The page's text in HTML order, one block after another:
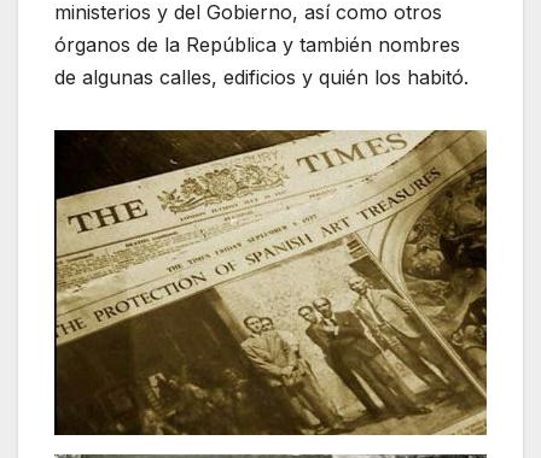
ministerios y del Gobierno, así como otros
órganos de la República y también nombres
de algunas calles, edificios y quién los habitó.